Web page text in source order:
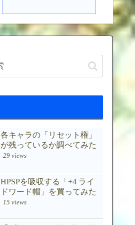
各キャラの「リセット権」
が残っているか調べてみた
29 views
HPSPを吸収する「+4 ライ
ドワード帽」を買ってみた
15 views